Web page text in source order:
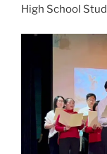
High School